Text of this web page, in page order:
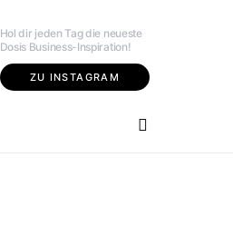
Hol dir jeden Tag die neueste
Dosis Business-Inspiration!
ZU INSTAGRAM